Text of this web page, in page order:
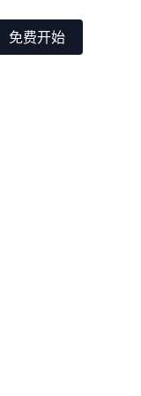
免费开始